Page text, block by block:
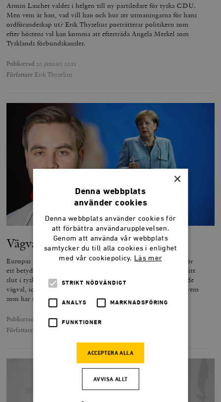
Armin Laschet valdes i helgen till ny partiledare för tyska CDU.
Men vem är han, vad vill han och hur ser utmaningarna för hans
ordförandeskap ut? Erik Thyselius porträtterar politikern som
efter höstens val kan komma att efterträda Angela Merkel som
Tysklands förbundskansler.
Publicerad 20 januari 2021
Författare Erik Thyselius
Vägvalet efter Merkel
Europas kanske viktigaste politiska parti, tyska CDU, står inför
ett betydelsefullt partiledarval när epoken Merkel närmar sig sitt
slut i tysk och europeisk politik. Gustaf Reinfeldt skriver om de
vägval, ideologiska och strategiska, partiet står inför, och om vem
som har störst chans att bli Tysklands nästa förbundskansler.
Publicerad
16 november 2020
Författare
×
Denna webbplats
använder cookies
Denna webbplats använder cookies för
att förbättra användarupplevelsen.
Genom att använda vår webbplats
samtycker du till alla cookies i enlighet
med vår cookiepolicy. Läs mer
STRIKT NÖDVÄNDIGT
ANALYS MARKNADSFÖRING
FUNKTIONER
ACCEPTERA ALLA
AVVISA ALLT